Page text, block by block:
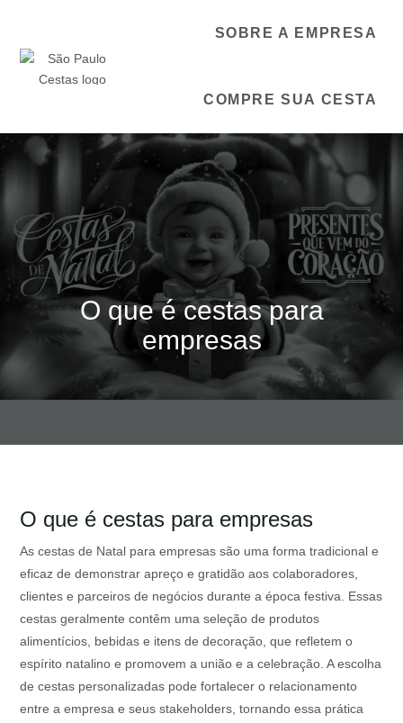
SOBRE A EMPRESA
COMPRE SUA CESTA
O que é cestas para
empresas
O que é cestas para empresas
As cestas de Natal para empresas são uma forma tradicional e
eficaz de demonstrar apreço e gratidão aos colaboradores,
clientes e parceiros de negócios durante a época festiva. Essas
cestas geralmente contêm uma seleção de produtos
alimentícios, bebidas e itens de decoração, que refletem o
espírito natalino e promovem a união e a celebração. A escolha
de cestas personalizadas pode fortalecer o relacionamento
entre a empresa e seus stakeholders, tornando essa prática